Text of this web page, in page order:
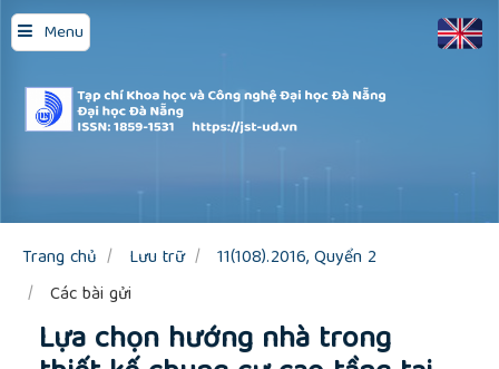
Menu
Quick
jump
to
page
content
Main
Sidebar
Trang chủ Lưu trữ
11(108).2016, Quyển 2
Các bài gửi
Lựa chọn hướng nhà trong